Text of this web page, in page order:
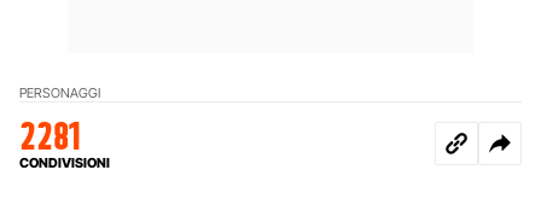
PERSONAGGI
2281
CONDIVISIONI